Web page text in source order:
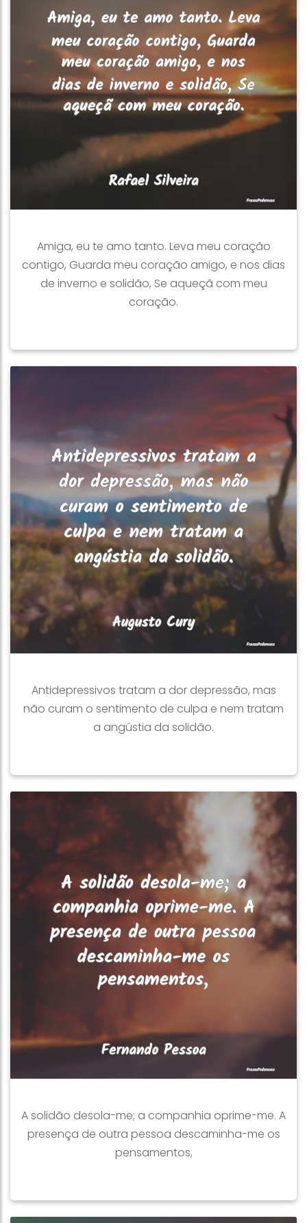
Amiga, eu te amo tanto. Leva meu coração
contigo, Guarda meu coração amigo, e nos dias
de inverno e solidão, Se aqueçã com meu
coração.
Antidepressivos tratam a dor depressão, mas
não curam o sentimento de culpa e nem tratam
a angústia da solidão.
A solidão desola-me; a companhia oprime-me. A
presença de outra pessoa descaminha-me os
pensamentos,